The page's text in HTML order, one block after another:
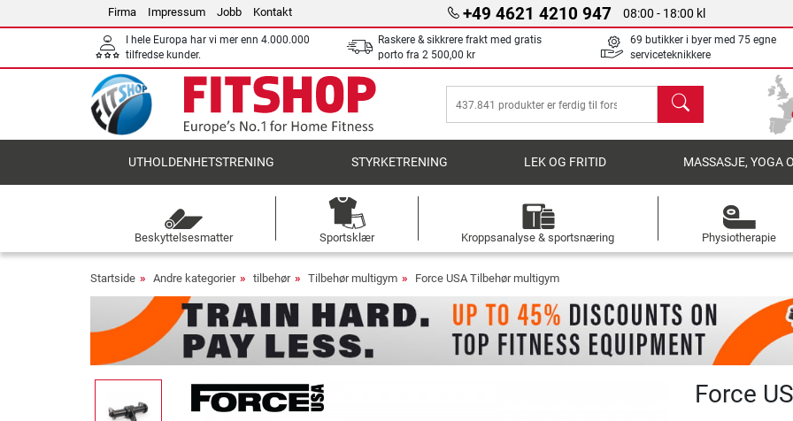
Firma Impressum Jobb Kontakt +49 4621 4210 947 08:00 - 18:00 kl
I hele Europa har vi mer enn 4.000.000
tilfredse kunder.
Raskere & sikkrere frakt med gratis
porto fra 2 500,00 kr
69 butikker i byer med 75 egne
serviceteknikkere
søk
UTHOLDENHETSTRENING STYRKETRENING LEK OG FRITID MASSASJE, YOGA
Beskyttelsesmatter Sportsklær Kroppsanalyse & sportsnæring Physiotherapie
Startside Andre kategorier tilbehør Tilbehør multigym Force USA Tilbehør multigym
Force